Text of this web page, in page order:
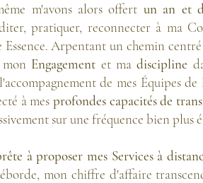
m'avons alors offert un an et
pratiquer, reconnecter à ma
Essence. Arpentant un chemin
Engagement et madiscipline
de mes Équipes
à mes profondes capacités de
sur une fréquence bien plus
à proposer mes Services à
mon chiffre d'affaire